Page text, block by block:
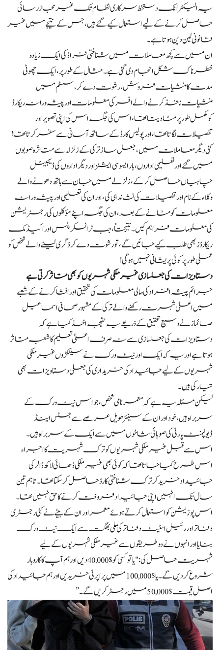
یہ الیکٹرانک دستخط سرکاری نظام تک غیر مجاز رسائی
حاصل کرنے کے لیے استعمال کیے گئے ہیں، جس کے نتیجے میں غیر
قانونی لین دین ہوتا ہے۔
ان میں سے کچھ معاملات میں شناختی فراڈ کی ایک زیادہ
خطرناک شکل انجام دی گئی ہے۔ مثال کے طور پر، ایک چھوٹی
مدت کا منشیات فروش، رشوت دے کر، سسٹم میں
منشیات نافذ کرنے والے افسر کی معلومات اور پیشہ ورانہ ریکارڈ
کو مکمل طور پر مٹا دیتا تھا، اس کی جگہ اس کی اپنی تصویر اور
تفصیلات لگاتا تھا، اور پولیس کارڈ کے ساتھ آسانی سے سفر کرتا تھا!
کئی دیگر معاملات میں، جعل ساز ترکی کے زلزلہ سے متاثرہ صوبوں
میں گئے اور تعلیمی اداروں، بار ایسوسی ایشنز اور دیگر اداروں کی ڈیجیٹل
چابیاں حاصل کر کے، زلزلے میں جان سے ہاتھ دھونے والے
وکلاء کے نام اور تفصیلات کی نشاندہی کی، اور ان کی تعلیمی اور پیشہ ورانہ
معلومات کو مٹانے کے بعد، ان کی جگہ اپنے مؤکلوں کی رجسٹریشن
کی معلومات فراہم کیں۔ نتیجتاً، جب ٹرانسکرپٹس اور اکیڈمک
ریکارڈز بھی طلب کیے جائیں گے، تو رشوت دے کر ڈگری لینے والے شخص کو
عملی طور پر کوئی پریشانی نہیں ہوگی!
دستاویزات کی جعلسازی غیر ملکی شہریوں کو بھی متاثر کرتی ہے
جرائم پیشہ افراد کی مالی معلومات کی تحقیق اور افشا کرنے کے شعبے
میں اعلیٰ شہرت رکھنے والے ترکی کے مشہور صحافی اسماعیل
صائماز نے وسیع تحقیق کے ذریعے یہ نتیجہ اخذ کیا ہے کہ
دستاویزات کی جعلسازی سے نہ صرف اعلیٰ تعلیم کا شعبہ متاثر
ہوتا ہے اور یہ کہ ایک اور نیٹ ورک نے سینکڑوں غیر ملکی
شہریوں کے لیے جائیداد کی خریداری کی جعلی دستاویزات بھی
تیار کی ہیں۔
لیکن مسئلہ یہ ہے کہ معمر نامی شخص، جو اس نیٹ ورک کے
سربراہ ہیں، خود اور ان کے سینئر طویل عرصے سے جسٹس اینڈ
ڈیولپمنٹ پارٹی کی صوبائی شاخوں میں سے ایک کے سربراہ ہیں۔
اس سے قبل غیر ملکی شہریوں کو ترک شہریت کا اجراء
اس طرح کیا جاتا تھا کہ کوئی بھی غیر ملکی ڈھائی لاکھ ڈالر کی
جائیداد خرید کر ترک شناختی کارڈ حاصل کر سکتا تھا۔ تاہم تین
سال تک انہیں اپنی جائیداد فروخت کرنے کا حق نہیں تھا۔
اس پوزیشن کو استعمال کرتے ہوئے معمر اور ان کے بیٹے نے کئی رجسٹری
دفاتر اور رئیل اسٹیٹ دفاتر کی ملی بھگت سے ایک نیٹ ورک
بنایا اور انہوں نے دو طریقوں سے غیر ملکی شہریوں کے لیے
شہریت حاصل کی: "یا تو کسی کو $40,000 دیں اور ہم آپ کا کاروبار
شروع کر دیں گے۔ یا $100,000 میں پراپرٹی خریدیں اور ہم جائیداد کی
اصل قیمت $50,000 میں رجسٹر کریں گے۔”